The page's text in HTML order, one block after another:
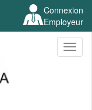
Connexion
Employeur